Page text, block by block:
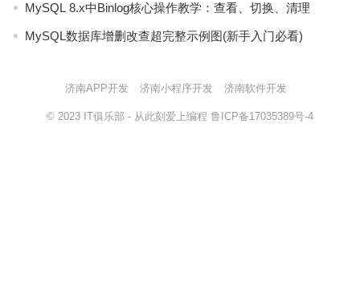
MySQL 8.x中Binlog核心操作教学：查看、切换、清理
MySQL数据库增删改查超完整示例图(新手入门必看)
济南APP开发 济南小程序开发 济南软件开发
© 2023 IT俱乐部 - 从此刻爱上编程 鲁ICP备17035389号-4